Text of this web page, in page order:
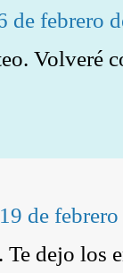
de febrero
Volveré
19 de
dejo los